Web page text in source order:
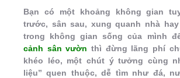
Bạn có một khoảng không gian
trước, sân sau, xung quanh nhà
trong không gian sống của mình
cảnh sân vườn thì đừng lãng phí
khéo léo, một chút ý tưởng cùng
liệu” quen thuộc, dễ tìm như đá,